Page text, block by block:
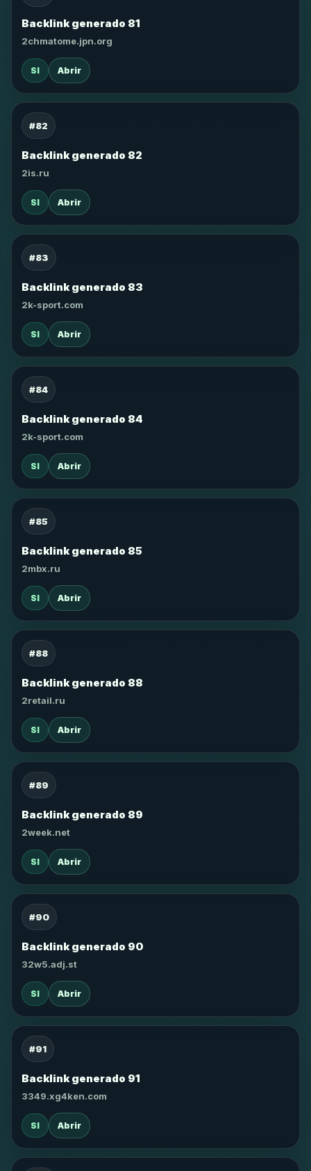
Backlink generado 81
2chmatome.jpn.org
SI Abrir
#82
Backlink generado 82
2is.ru
SI Abrir
#83
Backlink generado 83
2k-sport.com
SI Abrir
#84
Backlink generado 84
2k-sport.com
SI Abrir
#85
Backlink generado 85
2mbx.ru
SI Abrir
#88
Backlink generado 88
2retail.ru
SI Abrir
#89
Backlink generado 89
2week.net
SI Abrir
#90
Backlink generado 90
32w5.adj.st
SI Abrir
#91
Backlink generado 91
3349.xg4ken.com
SI Abrir